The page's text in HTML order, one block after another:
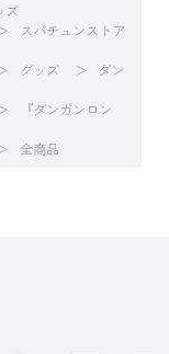
ズ
スパチュンストア
グッズ
ダン
『ダンガンロン
全商品